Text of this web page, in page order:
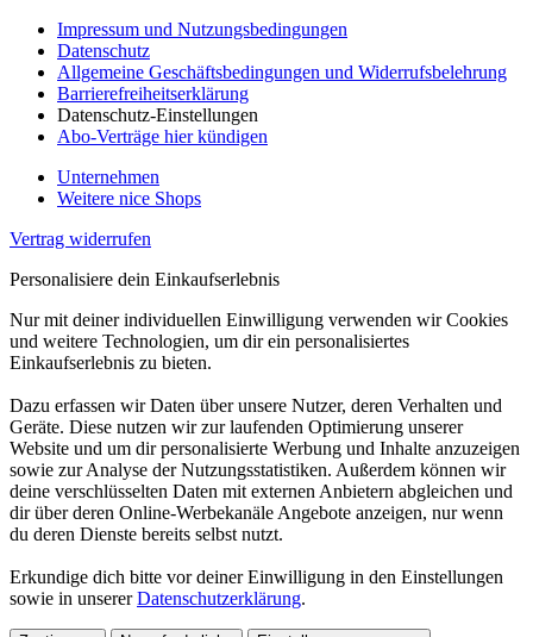
Impressum und Nutzungsbedingungen
Datenschutz
Allgemeine Geschäftsbedingungen und Widerrufsbelehrung
Barrierefreiheitserklärung
Datenschutz-Einstellungen
Abo-Verträge hier kündigen
Unternehmen
Weitere nice Shops
Vertrag widerrufen
Personalisiere dein Einkaufserlebnis
Nur mit deiner individuellen Einwilligung verwenden wir Cookies
und weitere Technologien, um dir ein personalisiertes
Einkaufserlebnis zu bieten.
Dazu erfassen wir Daten über unsere Nutzer, deren Verhalten und
Geräte. Diese nutzen wir zur laufenden Optimierung unserer
Website und um dir personalisierte Werbung und Inhalte anzuzeigen
sowie zur Analyse der Nutzungsstatistiken. Außerdem können wir
deine verschlüsselten Daten mit externen Anbietern abgleichen und
dir über deren Online-Werbekanäle Angebote anzeigen, nur wenn
du deren Dienste bereits selbst nutzt.
Erkundige dich bitte vor deiner Einwilligung in den Einstellungen
sowie in unsererDatenschutzerklärung.